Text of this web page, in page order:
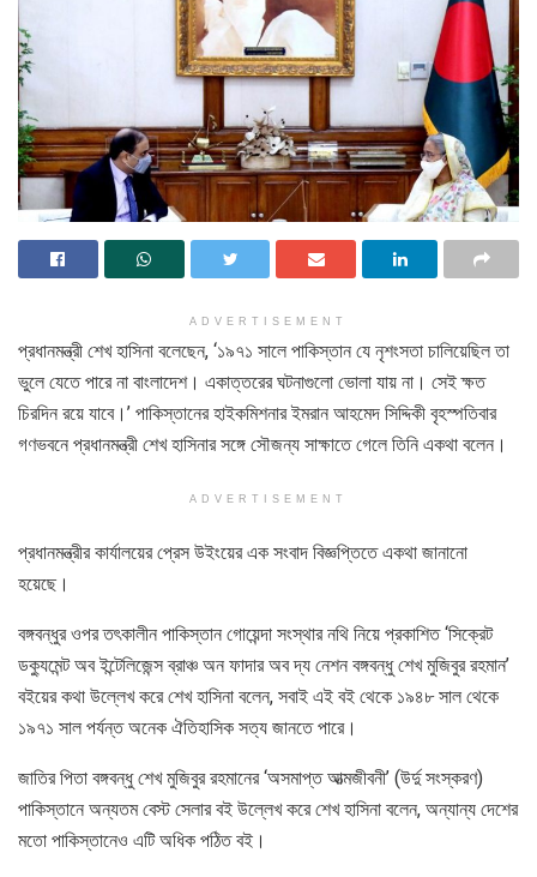
ADVERTISEMENT
প্রধানমন্ত্রী শেখ হাসিনা বলেছেন, ‘১৯৭১ সালে পাকিস্তান যে নৃশংসতা চালিয়েছিল তা
ভুলে যেতে পারে না বাংলাদেশ। একাত্তরের ঘটনাগুলো ভোলা যায় না। সেই ক্ষত
চিরদিন রয়ে যাবে।’ পাকিস্তানের হাইকমিশনার ইমরান আহমেদ সিদ্দিকী বৃহস্পতিবার
গণভবনে প্রধানমন্ত্রী শেখ হাসিনার সঙ্গে সৌজন্য সাক্ষাতে গেলে তিনি একথা বলেন।
ADVERTISEMENT
প্রধানমন্ত্রীর কার্যালয়ের প্রেস উইংয়ের এক সংবাদ বিজ্ঞপ্তিতে একথা জানানো
হয়েছে।
বঙ্গবন্ধুর ওপর তৎকালীন পাকিস্তান গোয়েন্দা সংস্থার নথি নিয়ে প্রকাশিত ‘সিক্রেট
ডক্যুমেন্ট অব ইন্টেলিজেন্স ব্রাঞ্চ অন ফাদার অব দ্য নেশন বঙ্গবন্ধু শেখ মুজিবুর রহমান’
বইয়ের কথা উল্লেখ করে শেখ হাসিনা বলেন, সবাই এই বই থেকে ১৯৪৮ সাল থেকে
১৯৭১ সাল পর্যন্ত অনেক ঐতিহাসিক সত্য জানতে পারে।
জাতির পিতা বঙ্গবন্ধু শেখ মুজিবুর রহমানের ‘অসমাপ্ত আত্মজীবনী’ (উর্দু সংস্করণ)
পাকিস্তানে অন্যতম বেস্ট সেলার বই উল্লেখ করে শেখ হাসিনা বলেন, অন্যান্য দেশের
মতো পাকিস্তানেও এটি অধিক পঠিত বই।